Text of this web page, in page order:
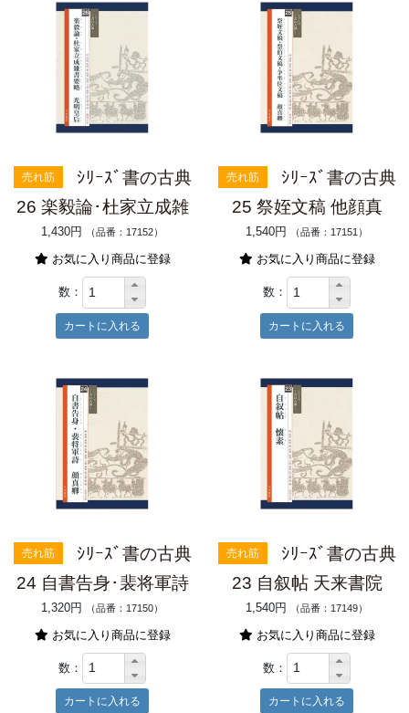
売れ筋
ｼﾘｰｽﾞ書の古典
26 楽毅論･杜家立成雑
1,430円 （品番：17152）
お気に入り商品に登録
数：
売れ筋
ｼﾘｰｽﾞ書の古典
25 祭姪文稿 他顔真
1,540円 （品番：17151）
お気に入り商品に登録
数：
売れ筋
ｼﾘｰｽﾞ書の古典
24 自書告身･裴将軍詩
1,320円 （品番：17150）
お気に入り商品に登録
数：
売れ筋
ｼﾘｰｽﾞ書の古典
23 自叙帖 天来書院
1,540円 （品番：17149）
お気に入り商品に登録
数：